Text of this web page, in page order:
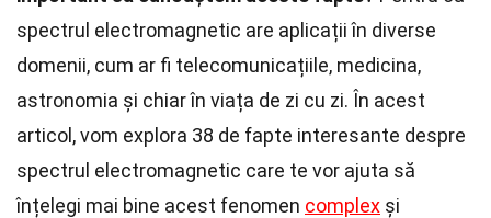
spectrul electromagnetic are aplicații în diverse
domenii, cum ar fi telecomunicațiile, medicina,
astronomia și chiar în viața de zi cu zi. În acest
articol, vom explora 38 de fapte interesante despre
spectrul electromagnetic care te vor ajuta să
înțelegi mai bine acest fenomen complex și